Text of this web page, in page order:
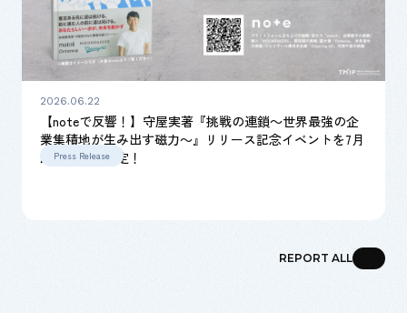
2026.06.22
【noteで反響！】守屋実著『挑戦の連鎖～世界最強の企
業集積地が生み出す磁力～』リリース記念イベントを7月
22日に開催決定！
Press Release
REPORT ALL